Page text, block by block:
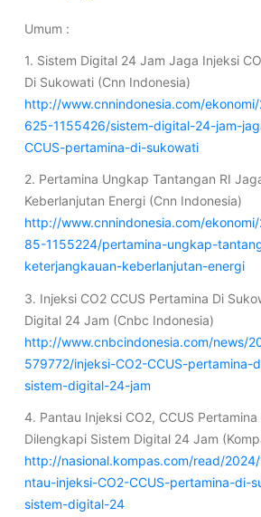
Umum :
1. Sistem Digital 24 Jam Jaga Injeksi
Di Sukowati (Cnn Indonesia)
http://www.cnnindonesia.com/
625-1155426/sistem-digital-24-jam-
CCUS-pertamina-di-sukowati
2. Pertamina Ungkap Tantangan RI
Keberlanjutan Energi (Cnn Indonesia)
http://www.cnnindonesia.com/
85-1155224/pertamina-ungkap-
keterjangkauan-keberlanjutan-energi
3. Injeksi CO2 CCUS Pertamina Di
Digital 24 Jam (Cnbc Indonesia)
http://www.cnbcindonesia.com/news/
579772/injeksi-CO2-CCUS-pertamina-
sistem-digital-24-jam
4. Pantau Injeksi CO2, CCUS
Dilengkapi Sistem Digital 24 Jam
http://nasional.kompas.com/read/
ntau-injeksi-CO2-CCUS-pertamina-di-
sistem-digital-24